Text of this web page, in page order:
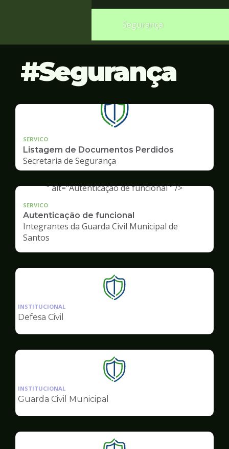
Segurança
Segurança
SERVICO
Listagem de Documentos Perdidos
Secretaria de Segurança
" alt="Autenticação de funcional " />
SERVICO
Autenticação de funcional
Integrantes da Guarda Civil Municipal de
Santos
Ilustração
da
Segurança
INSTITUCIONAL
Defesa Civil
Ilustração
da
Segurança
INSTITUCIONAL
Guarda Civil Municipal